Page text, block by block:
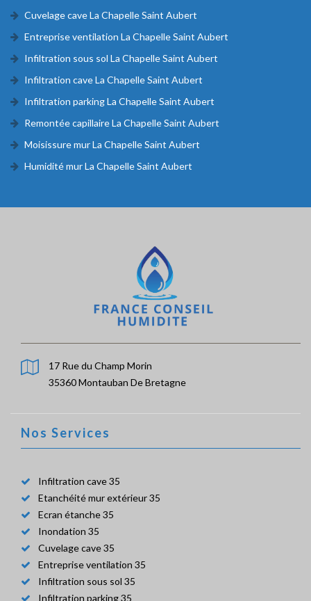
Cuvelage cave La Chapelle Saint Aubert
Entreprise ventilation La Chapelle Saint Aubert
Infiltration sous sol La Chapelle Saint Aubert
Infiltration cave La Chapelle Saint Aubert
Infiltration parking La Chapelle Saint Aubert
Remontée capillaire La Chapelle Saint Aubert
Moisissure mur La Chapelle Saint Aubert
Humidité mur La Chapelle Saint Aubert
17 Rue du Champ Morin
35360 Montauban De Bretagne
Nos Services
Infiltration cave 35
Etanchéité mur extérieur 35
Ecran étanche 35
Inondation 35
Cuvelage cave 35
Entreprise ventilation 35
Infiltration sous sol 35
Infiltration parking 35